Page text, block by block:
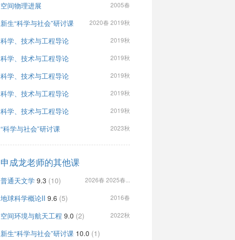
空间物理进展 2005春
新生“科学与社会”研讨课 2020春 2019秋
科学、技术与工程导论 2019秋
科学、技术与工程导论 2019秋
科学、技术与工程导论 2019秋
科学、技术与工程导论 2019秋
科学、技术与工程导论 2019秋
“科学与社会”研讨课 2023秋
申成龙老师的其他课
普通天文学 9.3 (10) 2026春 2025春...
地球科学概论II 9.6 (5) 2016春
空间环境与航天工程 9.0 (2) 2022秋
新生“科学与社会”研讨课 10.0 (1)